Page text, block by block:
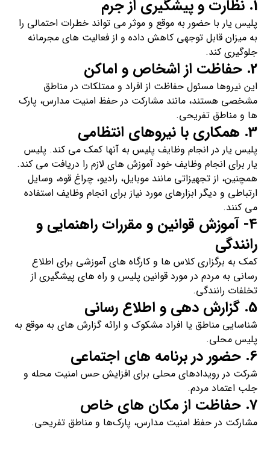
1. نظارت و پیشگیری از جرم
پلیس یار با حضور به‌ موقع و موثر می‌ تواند خطرات احتمالی را
به میزان قابل‌ توجهی کاهش داده و از فعالیت‌ های مجرمانه
جلوگیری کند.
2. حفاظت از اشخاص و اماکن
این نیروها مسئول حفاظت از افراد و ممتلکات در مناطق
مشخصی هستند، مانند مشارکت در حفظ امنیت مدارس، پارک‌
ها و مناطق تفریحی.
3. همکاری با نیروهای انتظامی
پلیس یار در انجام وظایف پلیس به آنها کمک می‌ کند. پلیس
یار برای انجام وظایف خود آموزش‌ های لازم را دریافت می‌ کند.
همچنین، از تجهیزاتی مانند موبایل، رادیو، چراغ قوه، وسایل
ارتباطی و دیگر ابزارهای مورد نیاز برای انجام وظایف استفاده
می‌ کنند.
4- آموزش قوانین و مقررات راهنمایی و
رانندگی
کمک به برگزاری کلاس‌ ها و کارگاه‌ های آموزشی برای اطلاع‌
رسانی به مردم در مورد قوانین پلیس و راه‌ های پیشگیری از
تخلفات رانندگی.
5. گزارش‌ دهی و اطلاع‌ رسانی
شناسایی مناطق یا افراد مشکوک و ارائه گزارش‌ های به موقع به
پلیس محلی.
6. حضور در برنامه‌ های اجتماعی
شرکت در رویدادهای محلی برای افزایش حس امنیت محله و
جلب اعتماد مردم.
7. حفاظت از مکان‌ های خاص
مشارکت در حفظ امنیت مدارس، پارک‌ها و مناطق تفریحی.